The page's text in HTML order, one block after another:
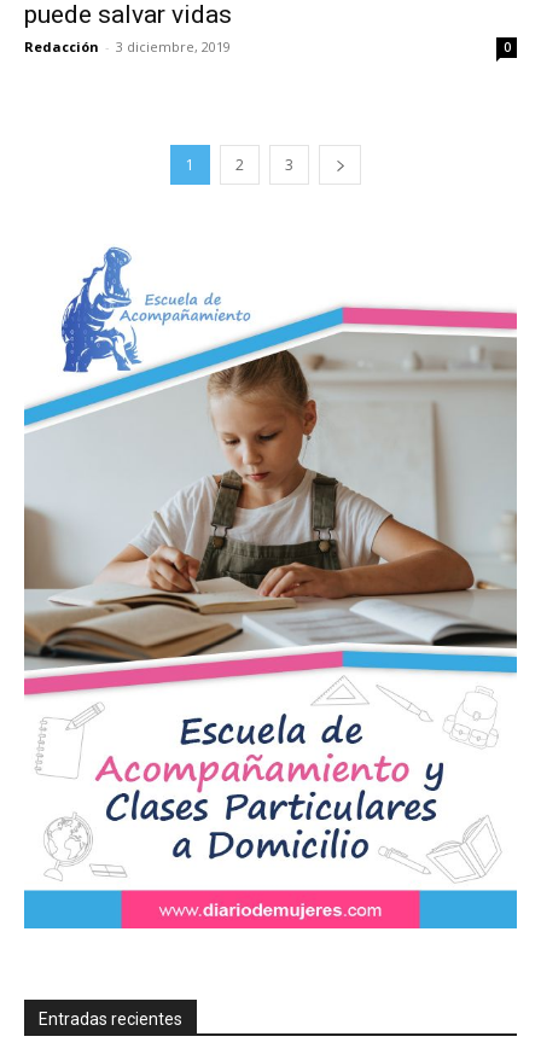
puede salvar vidas
Redacción - 3 diciembre, 2019 0
1 2 3
Entradas recientes